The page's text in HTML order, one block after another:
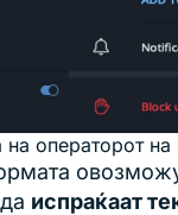
операторот
испраќаат